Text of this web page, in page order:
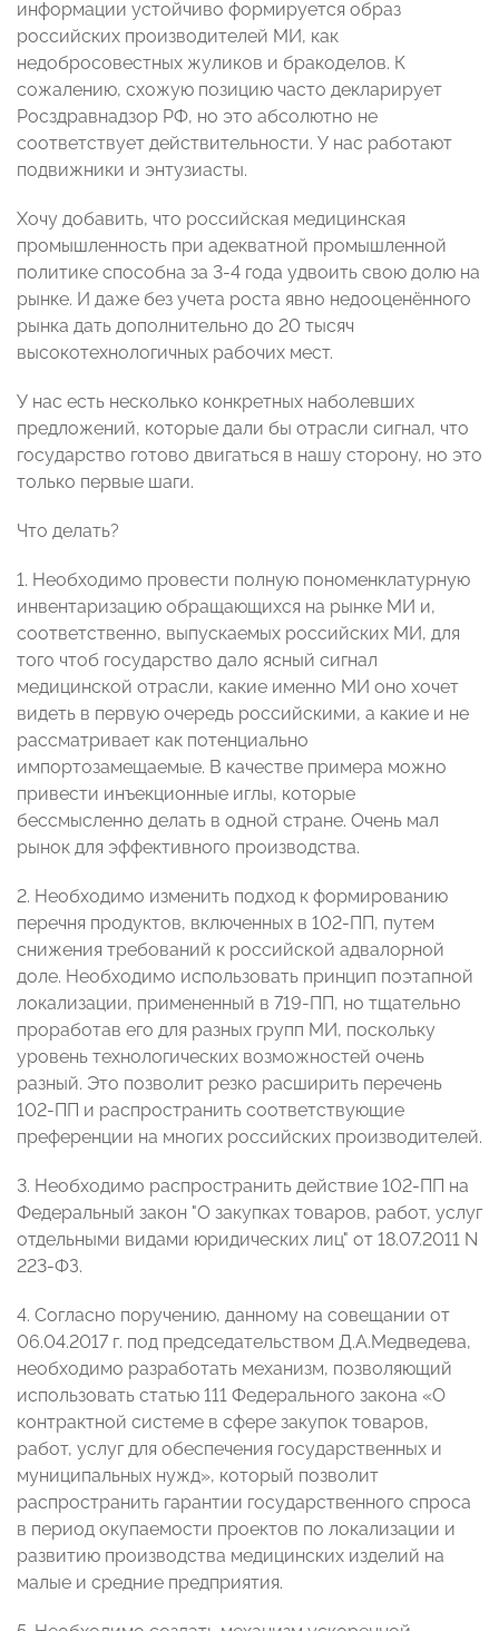
информации устойчиво формируется образ
российских производителей МИ, как
недобросовестных жуликов и бракоделов. К
сожалению, схожую позицию часто декларирует
Росздравнадзор РФ, но это абсолютно не
соответствует действительности. У нас работают
подвижники и энтузиасты.
Хочу добавить, что российская медицинская
промышленность при адекватной промышленной
политике способна за 3-4 года удвоить свою долю на
рынке. И даже без учета роста явно недооценённого
рынка дать дополнительно до 20 тысяч
высокотехнологичных рабочих мест.
У нас есть несколько конкретных наболевших
предложений, которые дали бы отрасли сигнал, что
государство готово двигаться в нашу сторону, но это
только первые шаги.
Что делать?
1. Необходимо провести полную пономенклатурную
инвентаризацию обращающихся на рынке МИ и,
соответственно, выпускаемых российских МИ, для
того чтоб государство дало ясный сигнал
медицинской отрасли, какие именно МИ оно хочет
видеть в первую очередь российскими, а какие и не
рассматривает как потенциально
импортозамещаемые. В качестве примера можно
привести инъекционные иглы, которые
бессмысленно делать в одной стране. Очень мал
рынок для эффективного производства.
2. Необходимо изменить подход к формированию
перечня продуктов, включенных в 102-ПП, путем
снижения требований к российской адвалорной
доле. Необходимо использовать принцип поэтапной
локализации, примененный в 719-ПП, но тщательно
проработав его для разных групп МИ, поскольку
уровень технологических возможностей очень
разный. Это позволит резко расширить перечень
102-ПП и распространить соответствующие
преференции на многих российских производителей.
3. Необходимо распространить действие 102-ПП на
Федеральный закон "О закупках товаров, работ, услуг
отдельными видами юридических лиц" от 18.07.2011 N
223-ФЗ.
4. Согласно поручению, данному на совещании от
06.04.2017 г. под председательством Д.А.Медведева,
необходимо разработать механизм, позволяющий
использовать статью 111 Федерального закона «О
контрактной системе в сфере закупок товаров,
работ, услуг для обеспечения государственных и
муниципальных нужд», который позволит
распространить гарантии государственного спроса
в период окупаемости проектов по локализации и
развитию производства медицинских изделий на
малые и средние предприятия.